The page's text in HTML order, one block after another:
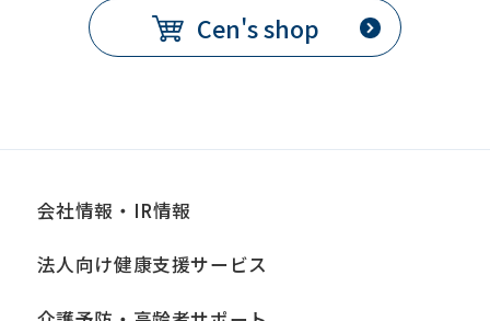
from
the
We
you
Cen's shop
会社情報・IR情報
法人向け健康支援サービス